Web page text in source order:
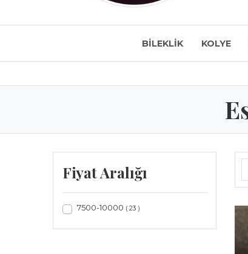
BİLEKLİK KOLYE
Fiyat Aralığı
7500-10000 ( 23 )